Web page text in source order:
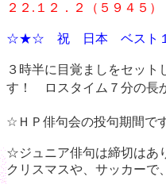
２２.１２．２（５９４５）
☆★☆ 祝 日本 ベスト
３時半に目覚ましをセッ
す！ ロスタイム７分の長
☆ＨＰ俳句会の投句期間で
☆ジュニア俳句は締切は
クリスマスや、サッカーで